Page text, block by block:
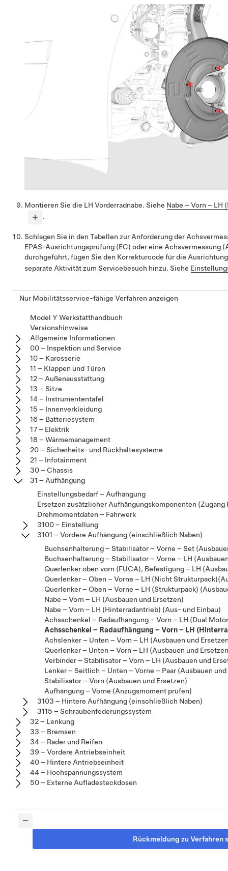
Montieren Sie die LH Vorderradnabe. Siehe Nabe – Vorn – LH
.
Schlagen Sie in den Tabellen zur Anforderung der
EPAS-Ausrichtungsprüfung (EC) oder eine Achsvermessung
durchgeführt, fügen Sie den Korrekturcode für die
separate Aktivität zum Servicebesuch hinzu. Siehe
Nur Mobilitätsservice-fähige Verfahren anzeigen
Model Y Werkstatthandbuch
Versionshinweise
Allgemeine Informationen
00 – Inspektion und Service
10 – Karosserie
11 – Klappen und Türen
12 – Außenausstattung
13 – Sitze
14 – Instrumententafel
15 – Innenverkleidung
16 – Batteriesystem
17 – Elektrik
18 – Wärmemanagement
20 – Sicherheits- und Rückhaltesysteme
21 – Infotainment
30 – Chassis
31 – Aufhängung
Einstellungsbedarf – Aufhängung
Ersetzen zusätzlicher Aufhängungskomponenten (Zugang
Drehmomentdaten – Fahrwerk
3100 – Einstellung
3101 – Vordere Aufhängung (einschließlich Naben)
Buchsenhalterung – Stabilisator – Vorne – Set
Buchsenhalterung – Stabilisator – Vorne – LH
Querlenker oben vorn (FUCA), Befestigung – LH
Querlenker – Oben – Vorne – LH (Nicht
Querlenker – Oben – Vorne – LH (Strukturpack)
Nabe – Vorn – LH (Ausbauen und Ersetzen)
Nabe – Vorn – LH (Hinterradantrieb) (Aus- und Einbau)
Achsschenkel – Radaufhängung – Vorn – LH (Dual
Achsschenkel – Radaufhängung – Vorn – LH
Achslenker – Unten – Vorn – LH (Ausbauen und
Querlenker – Unten – Vorn – LH (Ausbauen und
Verbinder – Stabilisator – Vorn – LH (Ausbauen und
Lenker – Seitlich – Unten – Vorne – Paar (Ausbauen
Stabilisator – Vorn (Ausbauen und Ersetzen)
Aufhängung – Vorne (Anzugsmoment prüfen)
3103 – Hintere Aufhängung (einschließlich Naben)
3115 – Schraubenfederungssystem
32 – Lenkung
33 – Bremsen
34 – Räder und Reifen
39 – Vordere Antriebseinheit
40 – Hintere Antriebseinheit
44 – Hochspannungssystem
50 – Externe Aufladesteckdosen
Rückmeldung zu Verfahren